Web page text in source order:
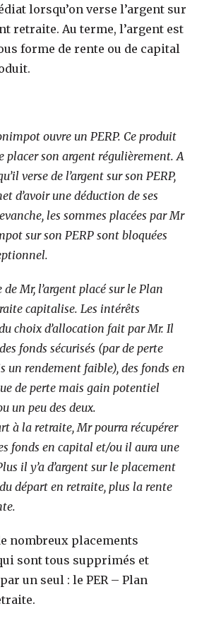
lorsqu’on verse l’argent sur
retraite. Au terme, l’argent est
forme de rente ou de capital
ouvre un PERP. Ce produit
placer son argent régulièrement. A
verse de l’argent sur son PERP,
d’avoir une déduction de ses
les sommes placées par Mr
sur son PERP sont bloquées
Mr, l’argent placé sur le Plan
capitalise. Les intérêts
choix d’allocation fait par Mr. Il
fonds sécurisés (par de perte
un rendement faible), des fonds en
de perte mais gain potentiel
un peu des deux.
à la retraite, Mr pourra récupérer
fonds en capital et/ou il aura une
il y’a d’argent sur le placement
départ en retraite, plus la rente
nombreux placements
sont tous supprimés et
un seul : le PER – Plan